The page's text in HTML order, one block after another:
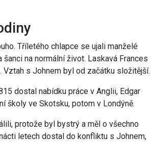
Tříletého chlapce se ujali manželé
na normální život. Laskavá Frances
Vztah s Johnem byl od začátku složitější.
dostal nabídku práce v Anglii, Edgar
školy ve Skotsku, potom v Londýně.
protože byl bystrý a měl o všechno
letech dostal do konfliktu s Johnem,